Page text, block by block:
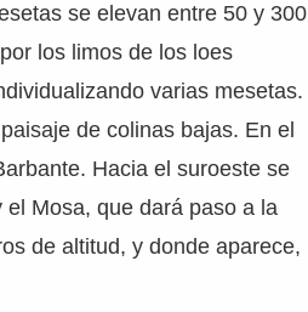
se elevan entre 50 y 300
los limos de los loes
varias mesetas.
de colinas bajas. En el
Hacia el suroeste se
Mosa, que dará paso a la
de altitud, y donde aparece,